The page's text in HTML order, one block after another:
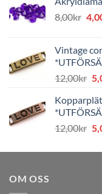
8,00kr Det
var:
Vintage
12,00kr
12,00kr
OM OSS